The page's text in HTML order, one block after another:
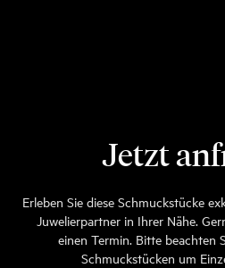
Jetzt
Erleben Sie diese Schmuckstücke
Juwelierpartner in Ihrer Nähe.
einen Termin. Bitte beachten
Schmuckstücken um